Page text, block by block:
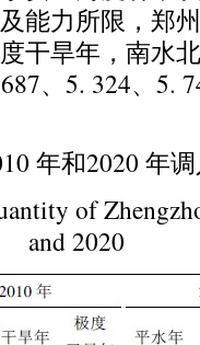
能力所限 ， 郑
干旱年 ， 南水
、 5. 324、 5.
年和2020 年
of
and 2020